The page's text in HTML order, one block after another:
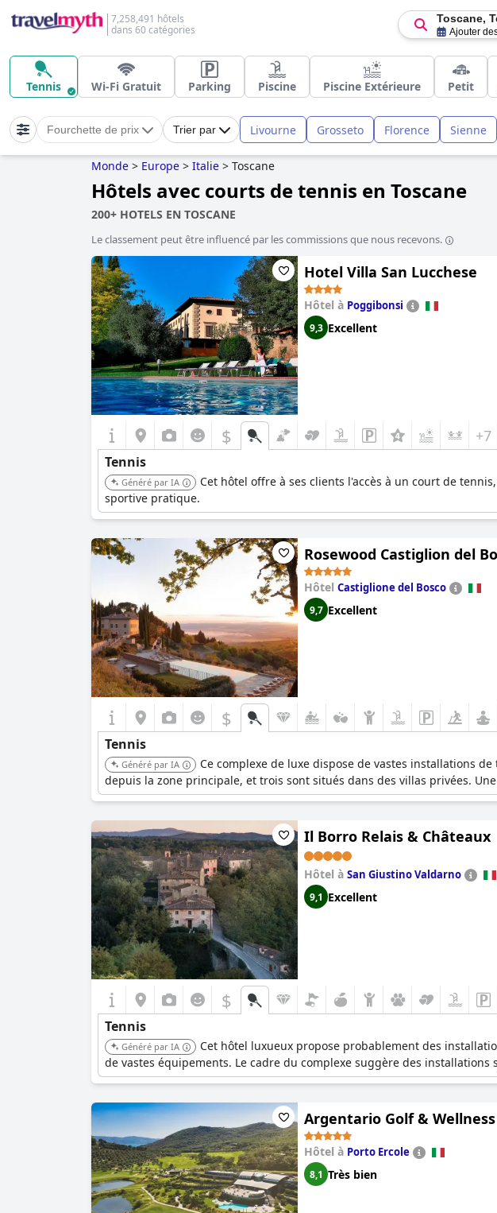
7,258,491 hôtels
dans 60 catégories
Toscane,
Ajouter
Tennis Wi-Fi Gratuit Parking Piscine Piscine Extérieure Petit
Fourchette de prix Trier par Livourne Grosseto Florence Sienne
Monde > Europe > Italie > Toscane
Hôtels avec courts de tennis en Toscane
200+ HOTELS EN TOSCANE
Le classement peut être influencé par les commissions que nous recevons.
Hotel Villa San Lucchese
Hôtel à Poggibonsi
9,3 Excellent
$ +7
Tennis
Généré par IA
Cet hôtel offre à ses clients l'accès à un court de
sportive pratique.
Rosewood Castiglion del
Hôtel Castiglione del Bosco
9,7 Excellent
$
Tennis
Généré par IA
Ce complexe de luxe dispose de vastes installations
depuis la zone principale, et trois sont situés dans des villas privées.
Il Borro Relais & Châteaux
Hôtel à San Giustino Valdarno
9,1 Excellent
$
Tennis
Généré par IA
Cet hôtel luxueux propose probablement des
de vastes équipements. Le cadre du complexe suggère des
Argentario Golf &
Hôtel à Porto Ercole
8,1 Très bien